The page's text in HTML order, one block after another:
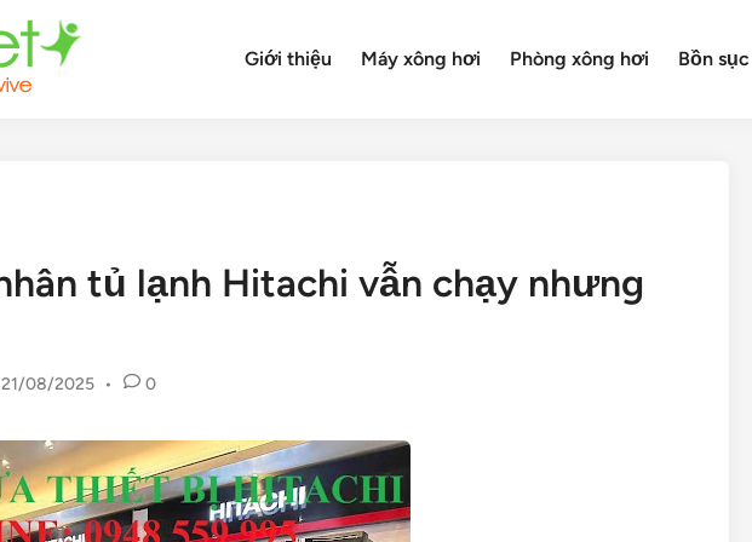
Giới thiệu Máy xông hơi Phòng xông hơi Bồn sục
tủ lạnh Hitachi vẫn chạy nhưng
21/08/2025 • 0